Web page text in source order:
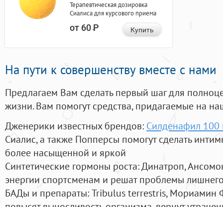
Терапевтическая дозировка
Сиалиса для курсового приема
от 60Р Купить
На пути к совершенству вместе с нами
Предлагаем Вам сделать первый шаг для
жизни. Вам помогут средства, придагаемые на
Дженерики известных брендов: Силденафил 100
Сиалис, а также Попперсы помогут сделать
более насыщенной и яркой
Синтетические гормоны роста: Динатроп,
энергии спортсменам и решат проблемы
БАДы и препараты:Tribulus terrestris, Мориамин